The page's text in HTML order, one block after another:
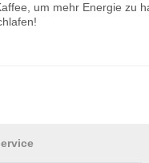
um mehr Energie zu